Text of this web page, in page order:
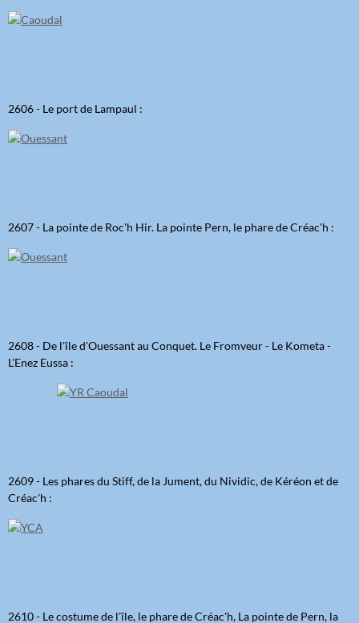
2606 - Le port de Lampaul :
2607 - La pointe de Roc'h Hir. La pointe Pern, le phare de Créac'h :
2608 - De l'île d'Ouessant au Conquet. Le Fromveur - Le Kometa -
L'Enez Eussa :
2609 - Les phares du Stiff, de la Jument, du Nividic, de Kéréon et de
Créac'h :
2610 - Le costume de l'île, le phare de Créac'h, La pointe de Pern, la